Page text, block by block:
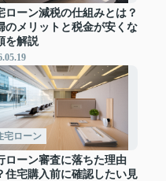
ローン減税の仕組みとは？
のメリットと税金が安くな
を解説
宅ローン
ローン審査に落ちた理由
住宅購入前に確認したい見